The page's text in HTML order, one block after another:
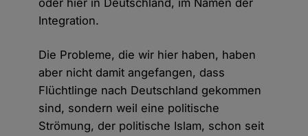
oder hier in Deutschland, im Namen der
Integration.
Die Probleme, die wir hier haben, haben
aber nicht damit angefangen, dass
Flüchtlinge nach Deutschland gekommen
sind, sondern weil eine politische
Strömung, der politische Islam, schon seit